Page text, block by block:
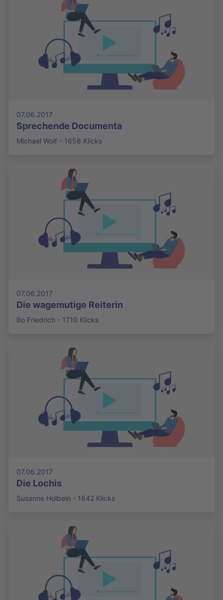
07.06.2017
Sprechende Documenta
Michael Wolf - 1658 Klicks
07.06.2017
Die wagemutige Reiterin
Bo Friedrich - 1710 Klicks
07.06.2017
Die Lochis
Susanne Holbein - 1842 Klicks